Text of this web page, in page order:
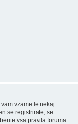
vzame le nekaj
se registrirate, se
vsa pravila foruma.